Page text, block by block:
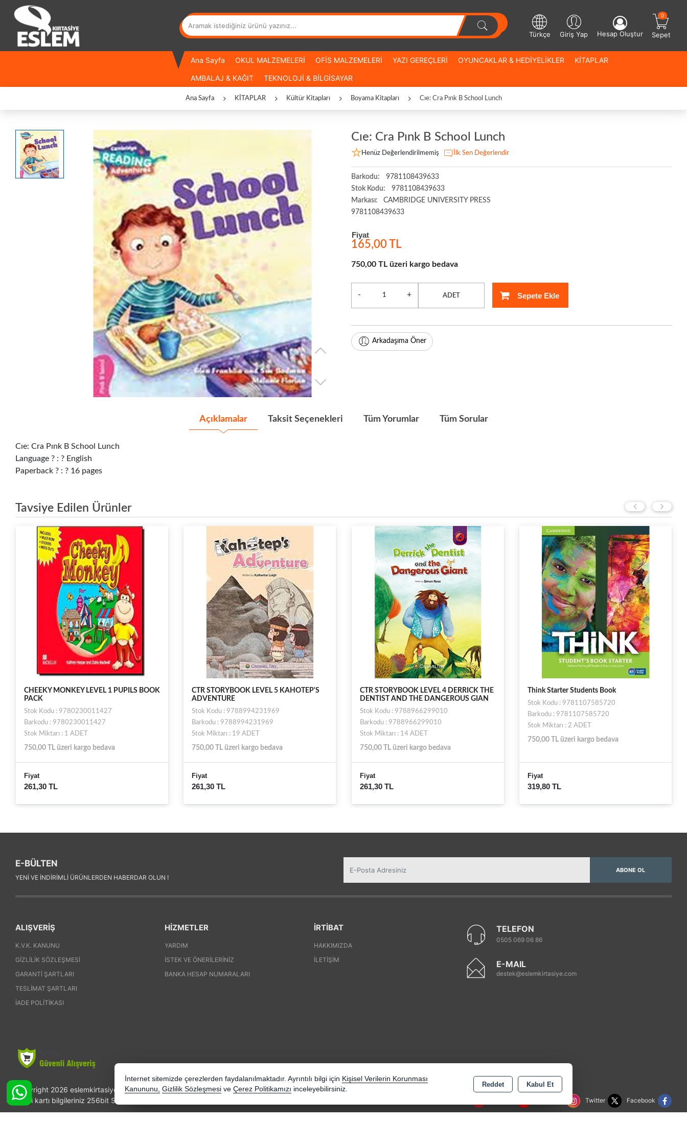
Sepet
0
Türkçe Giriş Yap Hesap Oluştur
Ana Sayfa OKUL MALZEMELERİ OFİS MALZEMELERİ YAZI GEREÇLERİ OYUNCAKLAR & HEDİYELİKLER KİTAPLAR
AMBALAJ & KAĞIT TEKNOLOJİ & BİLGİSAYAR
Ana Sayfa KİTAPLAR Kültür Kitapları Boyama Kitapları Cıe: Cra Pınk B School Lunch
Cıe: Cra Pınk B School Lunch
Henüz Değerlendirilmemiş İlk Sen Değerlendir
Barkodu:
9781108439633
Stok Kodu:
9781108439633
Markası:
CAMBRIDGE UNIVERSITY PRESS
9781108439633
Fiyat
165,00 TL
750,00 TL üzeri kargo bedava
- + ADET Sepete Ekle
Arkadaşıma Öner
Açıklamalar Taksit Seçenekleri Tüm Yorumlar Tüm Sorular
Cıe: Cra Pınk B School Lunch
Language ? : ? English
Paperback ? : ? 16 pages
Tavsiye Edilen Ürünler
CHEEKY MONKEY LEVEL 1 PUPILS BOOK
PACK
Stok Kodu : 9780230011427
Barkodu : 9780230011427
Stok Miktarı : 1 ADET
750,00 TL üzeri kargo bedava
Fiyat
261,30 TL
CTR STORYBOOK LEVEL 5 KAHOTEP'S
ADVENTURE
Stok Kodu : 9788994231969
Barkodu : 9788994231969
Stok Miktarı : 19 ADET
750,00 TL üzeri kargo bedava
Fiyat
261,30 TL
CTR STORYBOOK LEVEL 4 DERRICK THE
DENTIST AND THE DANGEROUS GIAN
Stok Kodu : 9788966299010
Barkodu : 9788966299010
Stok Miktarı : 14 ADET
750,00 TL üzeri kargo bedava
Fiyat
261,30 TL
Think Starter Students Book
Stok Kodu : 9781107585720
Barkodu : 9781107585720
Stok Miktarı : 2 ADET
750,00 TL üzeri kargo bedava
Fiyat
319,80 TL
E-BÜLTEN
YENI VE INDIRIMLI ÜRÜNLERDEN HABERDAR OLUN !
ABONE OL
ALIŞVERİŞ
K.V.K. KANUNU
GIZLILIK SÖZLEŞMESI
GARANTI ŞARTLARI
TESLIMAT ŞARTLARI
İADE POLITIKASI
HİZMETLER
YARDIM
İSTEK VE ÖNERILERINIZ
BANKA HESAP NUMARALARI
İRTİBAT
HAKKIMIZDA
İLETIŞIM
TELEFON
0505 069 06 86
E-MAIL
destek@eslemkirtasiye.com
Copyright 2026 eslemkirtasiye.com - Tüm hakları saklıdır.
Kredi kartı bilgileriniz 256bit SSL sertifikası ile korunmaktadır.
Facebook
Twitter
İnternet sitemizde çerezlerden faydalanılmaktadır. Ayrıntılı bilgi için Kişisel Verilerin Korunması
Kanununu, Gizlilik Sözleşmesi ve Çerez Politikamızı inceleyebilirsiniz.
Reddet Kabul Et